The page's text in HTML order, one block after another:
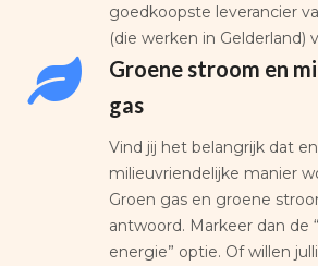
goedkoopste leverancier
(die werken in Gelderland)
Groene stroom en
gas
Vind jij het belangrijk dat
milieuvriendelijke manier
Groen gas en groene
antwoord. Markeer dan de
energie” optie. Of willen